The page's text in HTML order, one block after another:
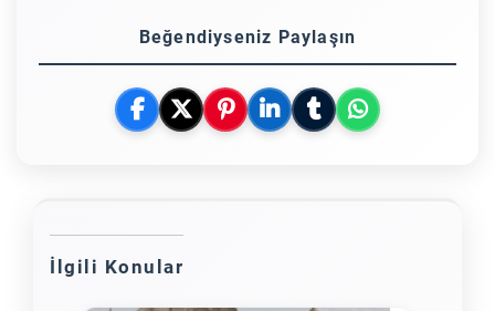
Beğendiyseniz Paylaşın
İlgili Konular